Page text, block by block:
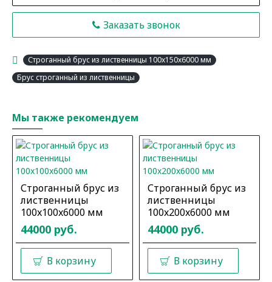
Заказать звонок
Строганный брус из лиственницы 100x150x6000 мм
Брус строганный из лиственницы
Мы также рекомендуем
Строганный брус из
лиственницы
100x100x6000 мм
44000 руб.
В корзину
Строганный брус из
лиственницы
100x200x6000 мм
44000 руб.
В корзину